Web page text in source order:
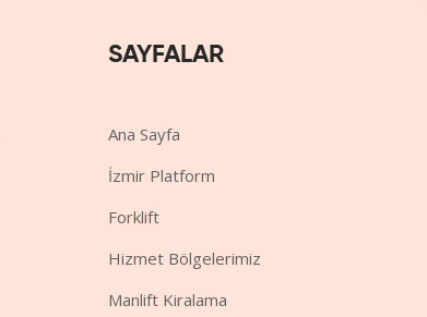
SAYFALAR
Ana Sayfa
İzmir Platform
Forklift
Hizmet Bölgelerimiz
Manlift Kiralama